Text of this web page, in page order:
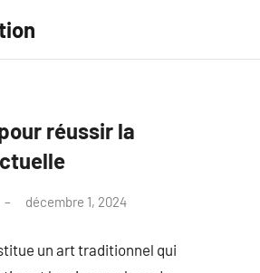
réussir la
décembre 1, 2024
un art traditionnel qui